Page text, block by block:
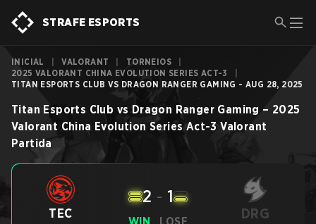
STRAFE ESPORTS
INICIAL VALORANT TORNEIOS
2025 VALORANT CHINA EVOLUTION SERIES ACT-3
TITAN ESPORTS CLUB VS DRAGON RANGER GAMING - AUG 28, 2025
Titan Esports Club vs Dragon Ranger Gaming – 2025
Valorant China Evolution Series Act-3 Valorant
Partida
TEC
2 - 1
DRG